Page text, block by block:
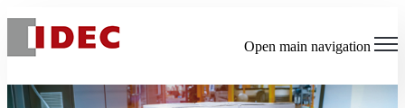
Open main navigation